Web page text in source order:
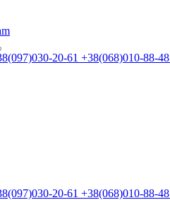
20-61 +38(068)010-88-48
20-61 +38(068)010-88-48